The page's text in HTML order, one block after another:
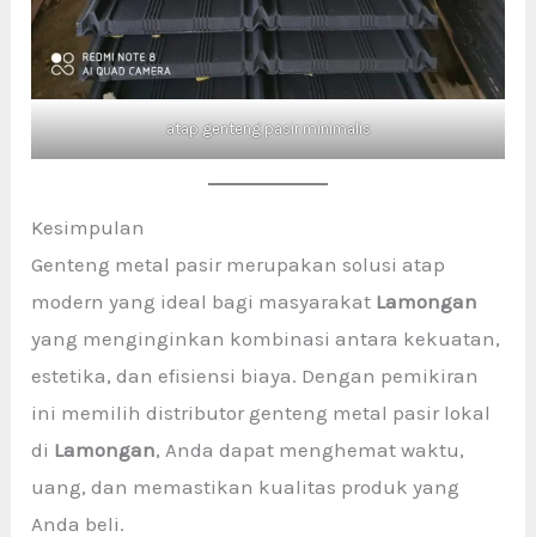
atap genteng pasir minimalis
Kesimpulan
Genteng metal pasir merupakan solusi atap
modern yang ideal bagi masyarakat Lamongan
yang menginginkan kombinasi antara kekuatan,
estetika, dan efisiensi biaya. Dengan pemikiran
ini memilih distributor genteng metal pasir lokal
di Lamongan, Anda dapat menghemat waktu,
uang, dan memastikan kualitas produk yang
Anda beli.